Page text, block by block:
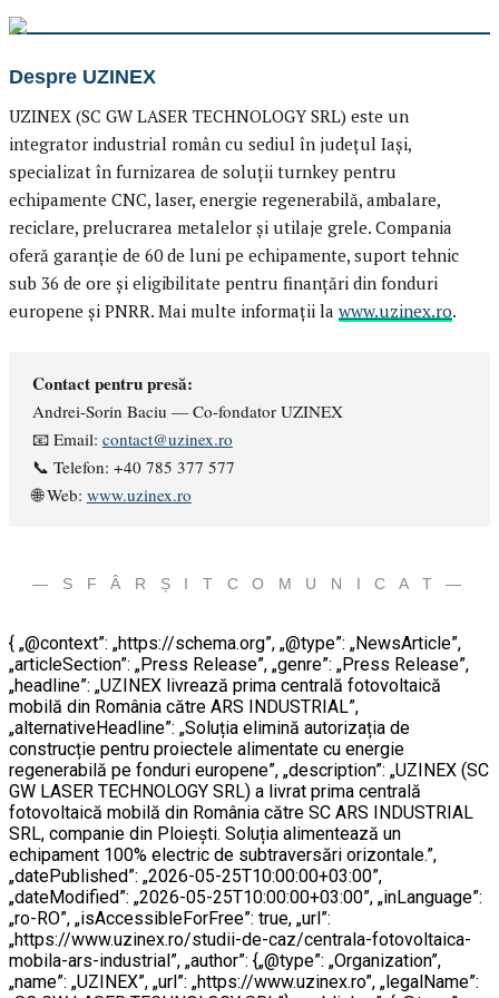
Despre UZINEX
UZINEX (SC GW LASER TECHNOLOGY SRL) este un
integrator industrial român cu sediul în județul Iași,
specializat în furnizarea de soluții turnkey pentru
echipamente CNC, laser, energie regenerabilă, ambalare,
reciclare, prelucrarea metalelor și utilaje grele. Compania
oferă garanție de 60 de luni pe echipamente, suport tehnic
sub 36 de ore și eligibilitate pentru finanțări din fonduri
europene și PNRR. Mai multe informații la www.uzinex.ro.
Contact pentru presă:
Andrei-Sorin Baciu — Co-fondator UZINEX
📧 Email: contact@uzinex.ro
📞 Telefon: +40 785 377 577
🌐 Web: www.uzinex.ro
— S F Â R Ș I T C O M U N I C A T —
{ „@context”: „https://schema.org”, „@type”: „NewsArticle”,
„articleSection”: „Press Release”, „genre”: „Press Release”,
„headline”: „UZINEX livrează prima centrală fotovoltaică
mobilă din România către ARS INDUSTRIAL”,
„alternativeHeadline”: „Soluția elimină autorizația de
construcție pentru proiectele alimentate cu energie
regenerabilă pe fonduri europene”, „description”: „UZINEX (SC
GW LASER TECHNOLOGY SRL) a livrat prima centrală
fotovoltaică mobilă din România către SC ARS INDUSTRIAL
SRL, companie din Ploiești. Soluția alimentează un
echipament 100% electric de subtraversări orizontale.”,
„datePublished”: „2026-05-25T10:00:00+03:00”,
„dateModified”: „2026-05-25T10:00:00+03:00”, „inLanguage”:
„ro-RO”, „isAccessibleForFree”: true, „url”:
„https://www.uzinex.ro/studii-de-caz/centrala-fotovoltaica-
mobila-ars-industrial”, „author”: {„@type”: „Organization”,
„name”: „UZINEX”, „url”: „https://www.uzinex.ro”, „legalName”: